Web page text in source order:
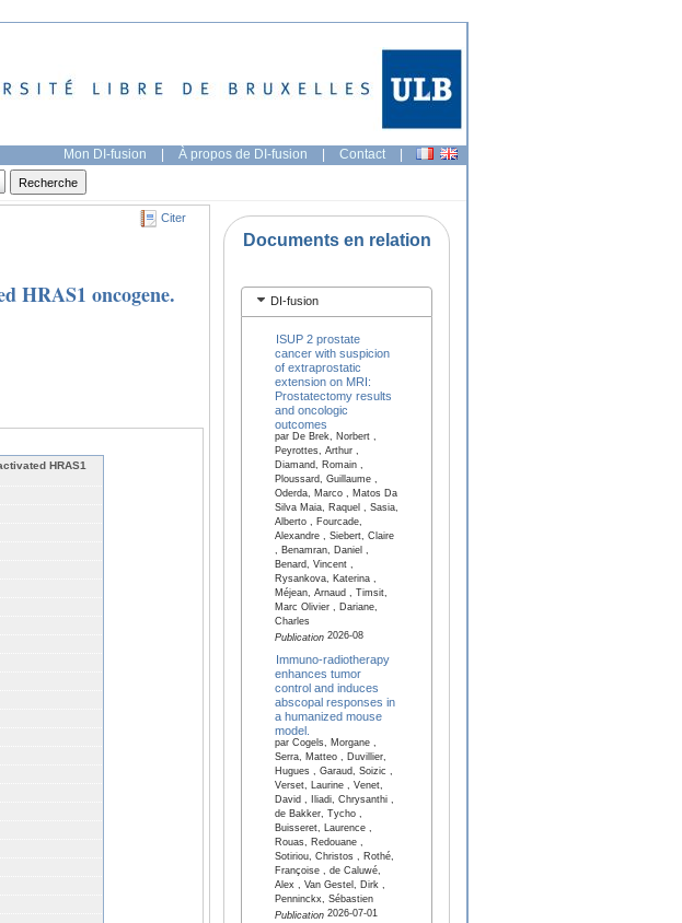
Mon DI-fusion | À propos de DI-fusion | Contact |
Citer
HRAS1 oncogene.
HRAS1
Documents en relation
DI-fusion
ISUP 2 prostate
cancer with suspicion
of extraprostatic
extension on MRI:
Prostatectomy results
and oncologic
outcomes
par De Brek, Norbert ,
Peyrottes, Arthur ,
Diamand, Romain ,
Ploussard, Guillaume ,
Oderda, Marco , Matos Da
Silva Maia, Raquel , Sasia,
Alberto , Fourcade,
Alexandre , Siebert, Claire
, Benamran, Daniel ,
Benard, Vincent ,
Rysankova, Katerina ,
Méjean, Arnaud , Timsit,
Marc Olivier , Dariane,
Charles
Publication2026-08
Immuno-radiotherapy
enhances tumor
control and induces
abscopal responses in
a humanized mouse
model.
par Cogels, Morgane ,
Serra, Matteo , Duvillier,
Hugues , Garaud, Soizic ,
Verset, Laurine , Venet,
David , Iliadi, Chrysanthi ,
de Bakker, Tycho ,
Buisseret, Laurence ,
Rouas, Redouane ,
Sotiriou, Christos , Rothé,
Françoise , de Caluwé,
Alex , Van Gestel, Dirk ,
Penninckx, Sébastien
Publication2026-07-01